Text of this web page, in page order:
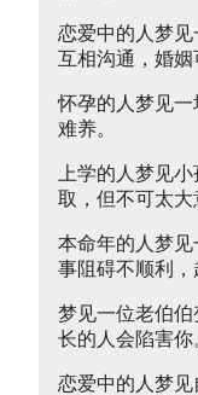
恋爱中的人梦
互相沟通，婚姻
怀孕的人梦见
难养。
上学的人梦见
取，但不可太大
本命年的人梦
事阻碍不顺利，
梦见一位老伯
长的人会陷害你
恋爱中的人梦